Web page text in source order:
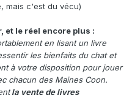
mais c'est du vécu)
et le réel encore plus :
en lisant un livre
les bienfaits du chat et
à votre disposition pour jouer
chacun des Maines Coon.
la vente de livres